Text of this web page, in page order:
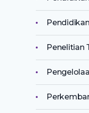
Penelitian